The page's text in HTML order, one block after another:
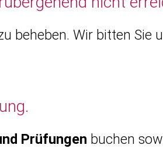
beheben. Wir bitten Sie
Prüfungen buchen